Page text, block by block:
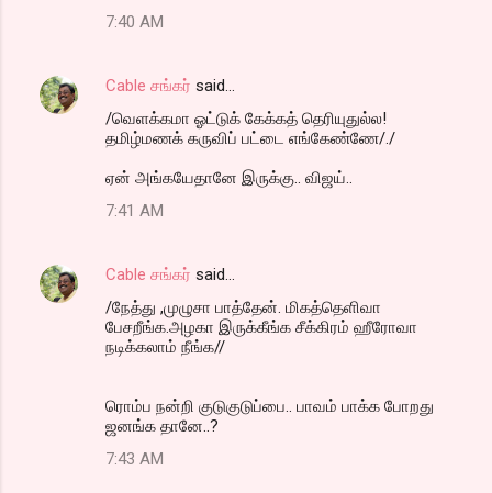
7:40 AM
Cable சங்கர் said…
/வெளக்கமா ஓட்டுக் கேக்கத் தெரியுதுல்ல!
தமிழ்மணக் கருவிப் பட்டை எங்கேண்ணே/./
ஏன் அங்கயேதானே இருக்கு.. விஜய்..
7:41 AM
Cable சங்கர் said…
/நேத்து ,முழுசா பாத்தேன். மிகத்தெளிவா
பேசறீங்க.அழகா இருக்கீங்க சீக்கிரம் ஹீரோவா
நடிக்கலாம் நீங்க//
ரொம்ப நன்றி குடுகுடுப்பை.. பாவம் பாக்க போறது
ஜனங்க தானே..?
7:43 AM